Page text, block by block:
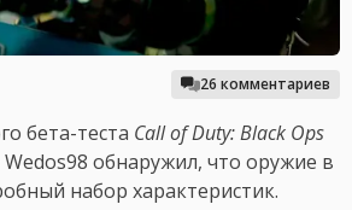
26 комментариев
бета-теста Call of Duty: Black Ops
обнаружил, что оружие в
набор характеристик.